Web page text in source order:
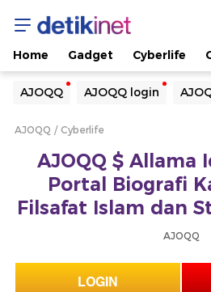
Home Gadget Cyberlife
AJOQQ AJOQQ login
Yang sedang ramai dicari
Loading...
Loading...
AJOQQ Cyberlife
AJOQQ $ Allama
Portal Biografi
Filsafat Islam dan
AJOQQ
LOGIN